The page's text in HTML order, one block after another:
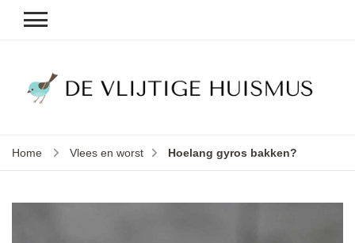
Home Vlees en worst Hoelang gyros bakken?